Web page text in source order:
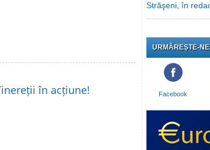
în acțiune!
Străşeni, în
URMĂREȘTE-NE
Facebook